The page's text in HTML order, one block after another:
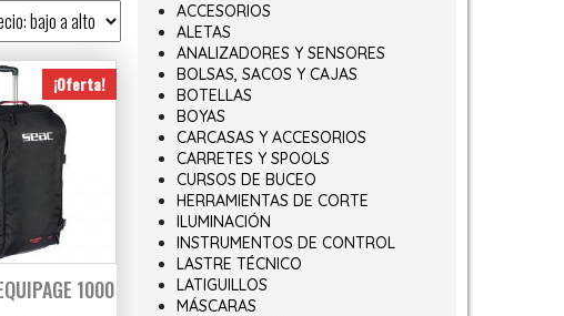
¡Oferta!
1000
ACCESORIOS
ALETAS
ANALIZADORES Y SENSORES
BOLSAS, SACOS Y CAJAS
BOTELLAS
BOYAS
CARCASAS Y ACCESORIOS
CARRETES Y SPOOLS
CURSOS DE BUCEO
HERRAMIENTAS DE CORTE
ILUMINACIÓN
INSTRUMENTOS DE CONTROL
LASTRE TÉCNICO
LATIGUILLOS
MÁSCARAS